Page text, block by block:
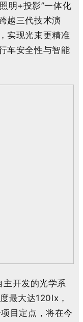
明+投影”一体化
越三代技术演
实现光束更精准
车安全性与智能
主开发的光学系
最大达1 20lx ，
项目 定点 ，将在今